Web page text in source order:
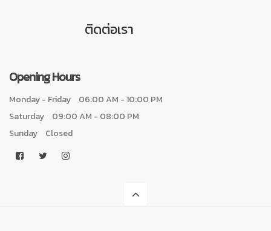
ติดต่อเรา
Opening Hours
Monday - Friday
06:00 AM - 10:00 PM
Saturday
09:00 AM - 08:00 PM
Sunday
Closed